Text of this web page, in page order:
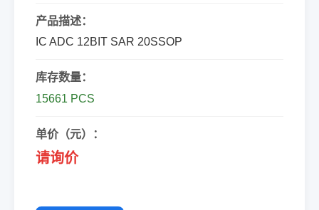
产品描述：
IC ADC 12BIT SAR 20SSOP
库存数量：
15661 PCS
单价（元）：
请询价